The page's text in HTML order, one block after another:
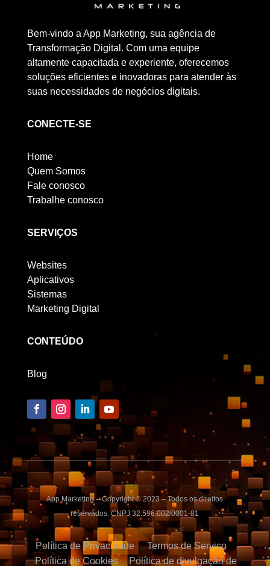
Bem-vindo a App Marketing, sua agência de
Transformação Digital. Com uma equipe
altamente capacitada e experiente, oferecemos
soluções eficientes e inovadoras para atender às
suas necessidades de negócios digitais.
CONECTE-SE
Home
Quem Somos
Fale conosco
Trabalhe conosco
SERVIÇOS
Websites
Aplicativos
Sistemas
Marketing Digital
CONTEÚDO
Blog
App Marketing – Copyright © 2023 – Todos os direitos
reservados. CNPJ 32.596.002/0001-81
Política de Privacidade
Termos de Serviço
Política de Cookies
Política de divulgação de